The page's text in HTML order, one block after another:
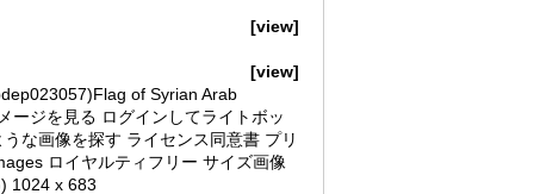
[view]
[view]
of Syrian Arab
ージを見る ログインしてライトボッ
な画像を探す ライセンス同意書 プリ
ロイヤルティフリー サイズ画像
1024 x 683